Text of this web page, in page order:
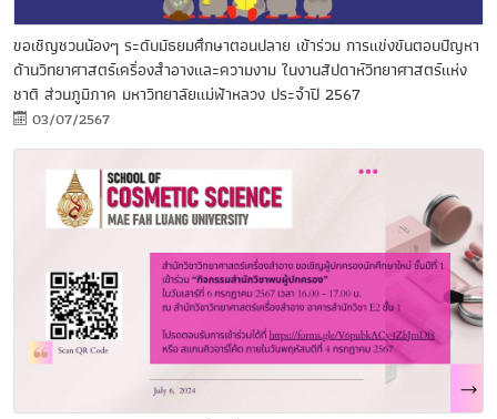
ขอเชิญชวนน้องๆ ระดับมัธยมศึกษาตอนปลาย เข้าร่วม การแข่งขันตอบปัญหา
ด้านวิทยาศาสตร์เครื่องสำอางและความงาม ในงานสัปดาห์วิทยาศาสตร์แห่ง
ชาติ ส่วนภูมิภาค มหาวิทยาลัยแม่ฟ้าหลวง ประจำปี 2567
03/07/2567